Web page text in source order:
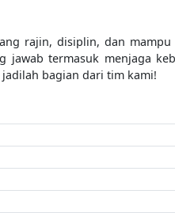
rajin, disiplin, dan mampu
jawab termasuk menjaga
bagian dari tim kami!